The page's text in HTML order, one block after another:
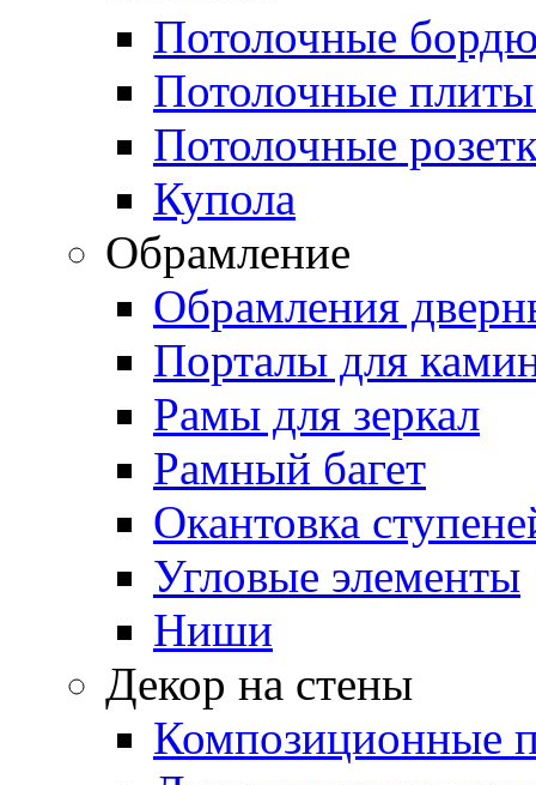
Потолочные
Потолочные
Потолочные
Купола
Обрамление
Обрамления
Порталы для
Рамы для зеркал
Рамный багет
Окантовка
Угловые элементы
Ниши
Декор на стены
Композиционные